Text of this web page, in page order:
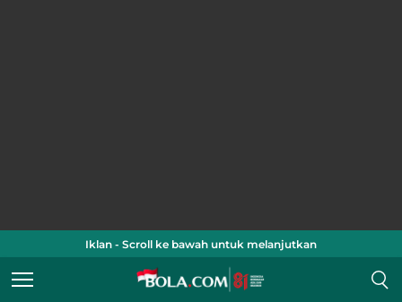
Iklan - Scroll ke bawah untuk melanjutkan